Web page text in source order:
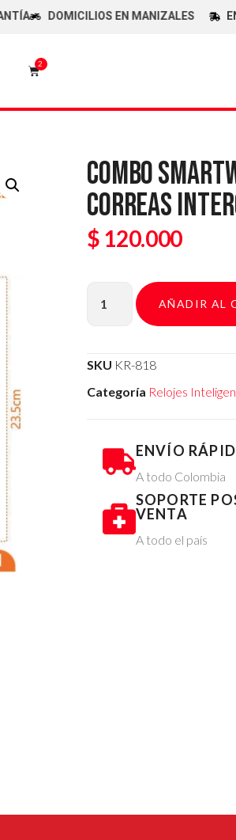
DOMICILIOS EN MANIZALES
2
COMBO
CORREAS
$ 120.000
AÑADIR AL
SKU KR-818
Categoría Relojes
ENVÍO
A todo Colombia
SOPORTE
VENTA
A todo el país